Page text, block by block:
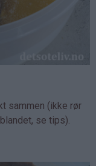
sammen (ikke rør
se tips).